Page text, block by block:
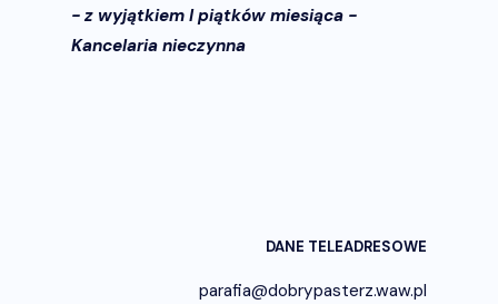
- z wyjątkiem I piątków miesiąca -
Kancelaria nieczynna
DANE TELEADRESOWE
parafia@dobrypasterz.waw.pl